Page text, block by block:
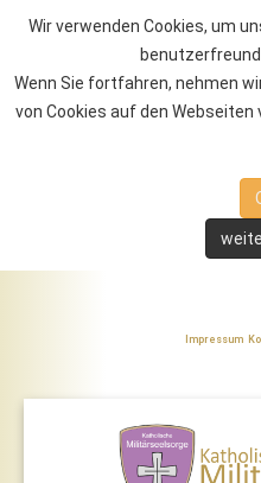
Wir verwenden Cookies, um
Wenn Sie fortfahren, nehmen
von Cookies auf den
Impressum